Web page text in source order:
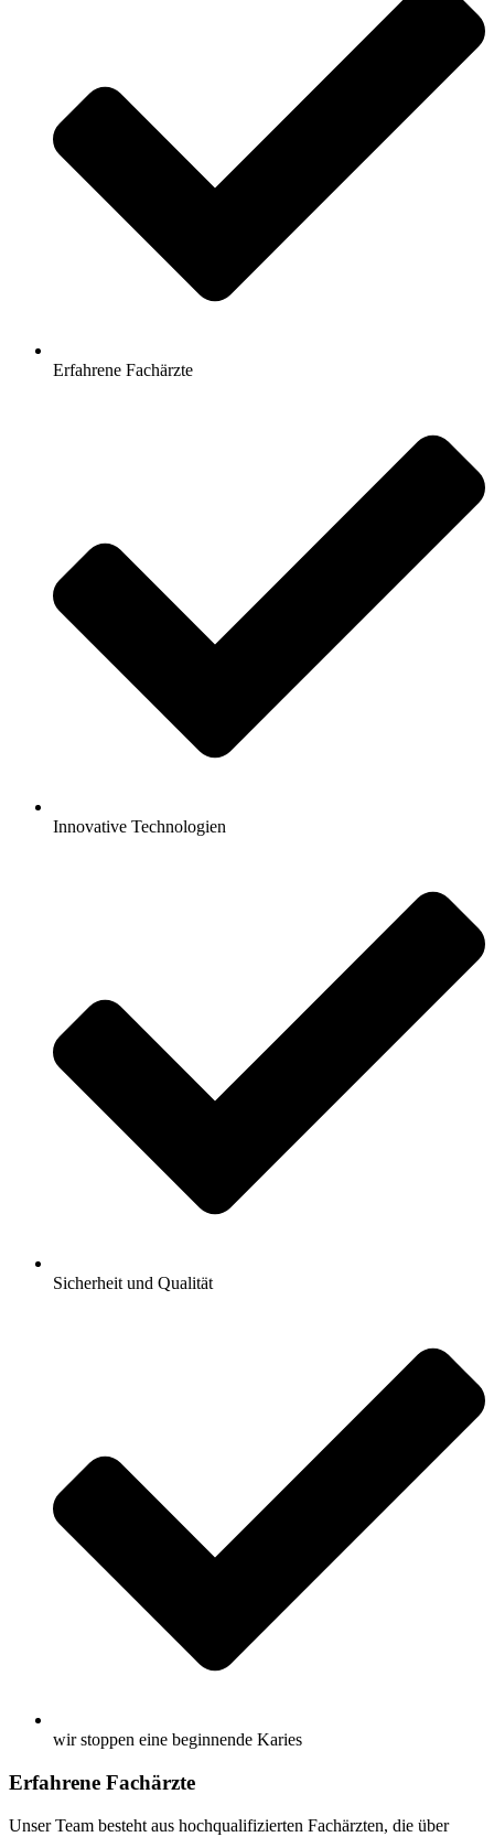
Erfahrene Fachärzte
Innovative Technologien
Sicherheit und Qualität
wir stoppen eine beginnende Karies
Erfahrene Fachärzte
Unser Team besteht aus hochqualifizierten Fachärzten, die über